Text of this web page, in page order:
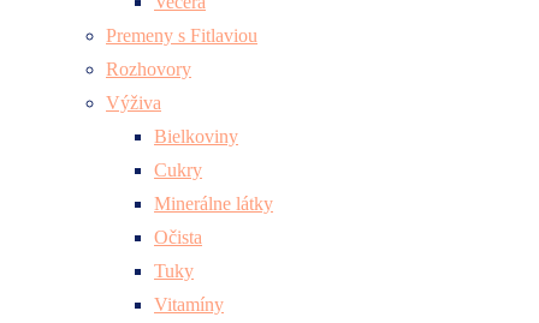
Premeny s Fitlaviou
Rozhovory
Výživa
Bielkoviny
Cukry
Minerálne látky
Očista
Tuky
Vitamíny